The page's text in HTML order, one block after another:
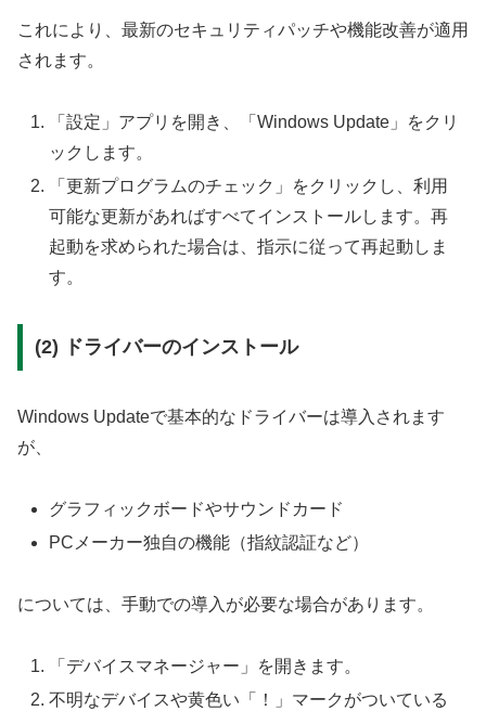
これにより、最新のセキュリティパッチや機能改善が適用
されます。
「設定」アプリを開き、「Windows Update」をクリ
ックします。
「更新プログラムのチェック」をクリックし、利用
可能な更新があればすべてインストールします。再
起動を求められた場合は、指示に従って再起動しま
す。
(2) ドライバーのインストール
Windows Updateで基本的なドライバーは導入されます
が、
グラフィックボードやサウンドカード
PCメーカー独自の機能（指紋認証など）
については、手動での導入が必要な場合があります。
「デバイスマネージャー」を開きます。
不明なデバイスや黄色い「！」マークがついている